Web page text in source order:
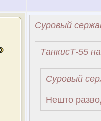
Суровый
ТанкисТ-55
Суровый
Нешто